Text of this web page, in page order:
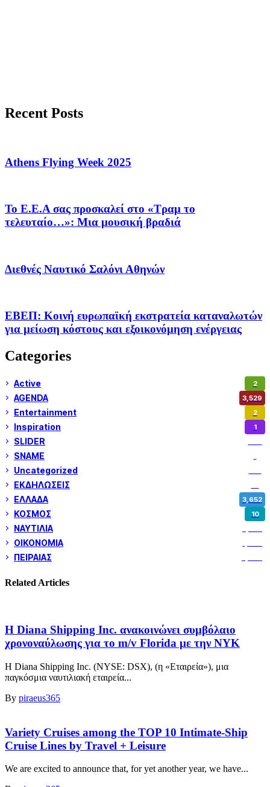
Recent Posts
Athens Flying Week 2025
Το Ε.Ε.Α σας προσκαλεί στο «Τραμ το
τελευταίο…»: Μια μουσική βραδιά
Διεθνές Ναυτικό Σαλόνι Αθηνών
ΕΒΕΠ: Κοινή ευρωπαϊκή εκστρατεία καταναλωτών
για μείωση κόστους και εξοικονόμηση ενέργειας
Categories
Active 2
AGENDA 3,529
Entertainment 2
Inspiration 1
SLIDER
SNAME
Uncategorized
ΕΚΔΗΛΩΣΕΙΣ
ΕΛΛΑΔΑ 3,652
ΚΟΣΜΟΣ 10
ΝΑΥΤΙΛΙΑ
ΟΙΚΟΝΟΜΙΑ
ΠΕΙΡΑΙΑΣ
Related Articles
Η Diana Shipping Inc. ανακοινώνει συμβόλαιο
χρονοναύλωσης για το m/v Florida με την NYK
Η Diana Shipping Inc. (NYSE: DSX), (η «Εταιρεία»), μια
παγκόσμια ναυτιλιακή εταιρεία...
By piraeus365
Variety Cruises among the TOP 10 Intimate-Ship
Cruise Lines by Travel + Leisure
We are excited to announce that, for yet another year, we have...